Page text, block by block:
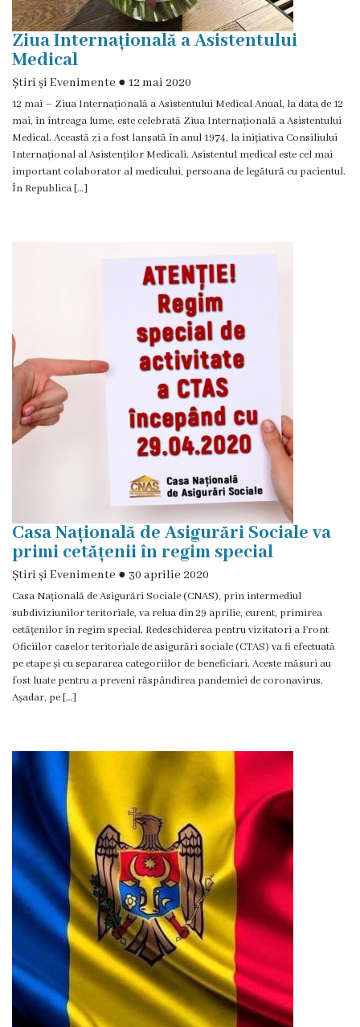
achiziții
Proceduri
Contracte
Licitație
cu
licitație
cu
strigare
Transparența
proces
decizional
Rapoarte
privind
asigurarea
transparenței
decizional
Regulamente
Audieri
publice
Procese-
Verbale
ale
ședințelor
Ziua Internațională a Asistentului
Medical
Știri și Evenimente ● 12 mai 2020
12 mai – Ziua Internațională a Asistentului Medical Anual, la data de 12
mai, în întreaga lume, este celebrată Ziua Internațională a Asistentului
Medical. Această zi a fost lansată în anul 1974, la inițiativa Consiliului
Internațional al Asistenților Medicali. Asistentul medical este cel mai
important colaborator al medicului, persoana de legătură cu pacientul.
În Republica […]
Casa Națională de Asigurări Sociale va
primi cetățenii în regim special
Știri și Evenimente ● 30 aprilie 2020
Casa Națională de Asigurări Sociale (CNAS), prin intermediul
subdiviziunilor teritoriale, va relua din 29 aprilie, curent, primirea
cetățenilor în regim special. Redeschiderea pentru vizitatori a Front
Oficiilor caselor teritoriale de asigurări sociale (CTAS) va fi efectuată
pe etape și cu separarea categoriilor de beneficiari. Aceste măsuri au
fost luate pentru a preveni răspândirea pandemiei de coronavirus.
Așadar, pe […]